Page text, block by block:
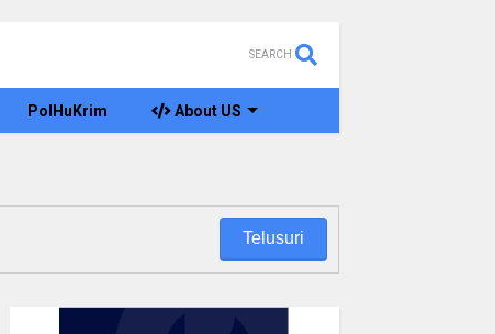
SEARCH
PolHuKrim About US